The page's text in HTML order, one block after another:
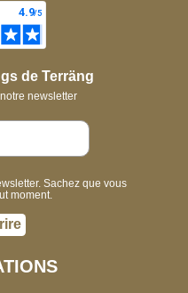
de Terräng
newsletter
Sachez que vous
moment.